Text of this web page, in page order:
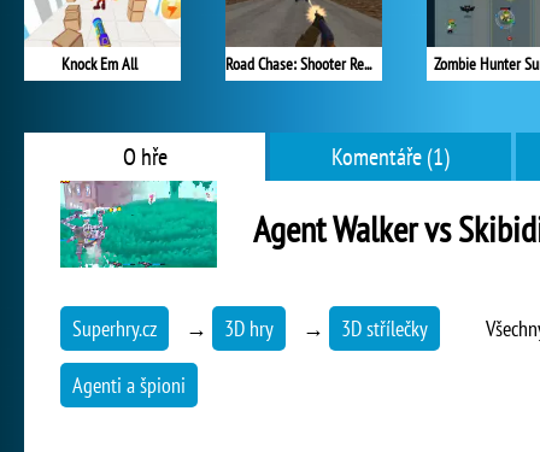
Knock Em All Road Chase: Shooter Realistic Guns Zombie Hunter
O hře Komentáře (1)
Agent Walker vs
Superhry.cz → 3D hry → 3D střílečky
Agenti a špioni